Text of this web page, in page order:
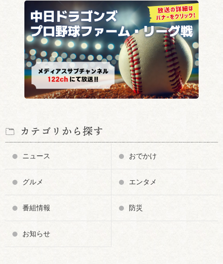
カテゴリから探す
ニュース おでかけ
グルメ エンタメ
番組情報 防災
お知らせ